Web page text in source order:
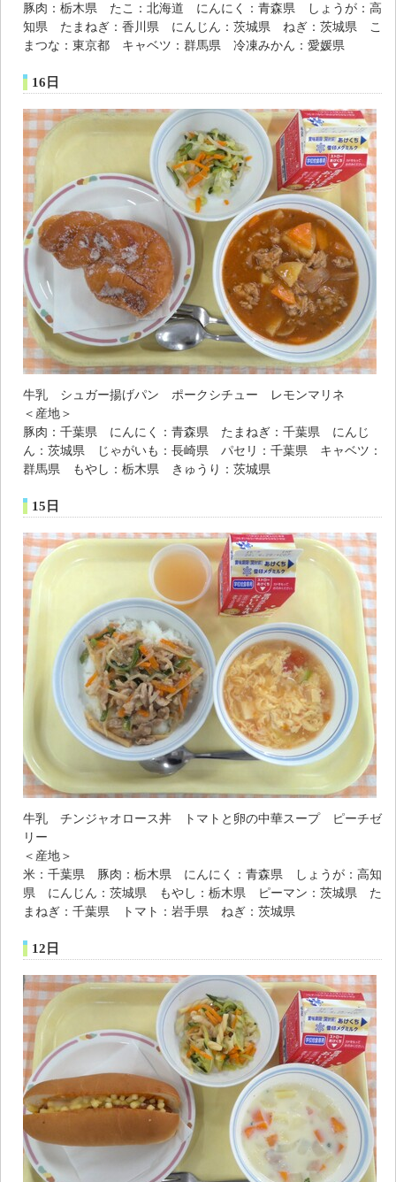
豚肉：栃木県 たこ：北海道 にんにく：青森県 しょうが：高
知県 たまねぎ：香川県 にんじん：茨城県 ねぎ：茨城県 こ
まつな：東京都 キャベツ：群馬県 冷凍みかん：愛媛県
16日
牛乳 シュガー揚げパン ポークシチュー レモンマリネ
＜産地＞
豚肉：千葉県 にんにく：青森県 たまねぎ：千葉県 にんじ
ん：茨城県 じゃがいも：長崎県 パセリ：千葉県 キャベツ：
群馬県 もやし：栃木県 きゅうり：茨城県
15日
牛乳 チンジャオロース丼 トマトと卵の中華スープ ピーチゼ
リー
＜産地＞
米：千葉県 豚肉：栃木県 にんにく：青森県 しょうが：高知
県 にんじん：茨城県 もやし：栃木県 ピーマン：茨城県 た
まねぎ：千葉県 トマト：岩手県 ねぎ：茨城県
12日